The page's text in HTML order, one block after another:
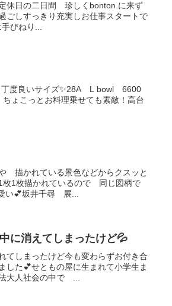
休日の二日間 珍しくbonton.に来ず
しすっきり充実しお仕事スタートで
びねり...
丁度良いサイズ✨28A L bowl 6600
こっとお料理乗せても素敵！高台
描かれている景色などからクスッと
1枚描かれているので 同じ図柄で
い💕坂井千尋 展...
に消えてしまったけど💦
てしまったけど今も変わらずお付き合
した💕せともの屋に生まれて小学生ま
大人社会の中で ...